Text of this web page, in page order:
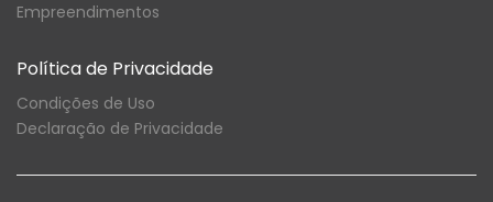
Empreendimentos
Política de Privacidade
Condições de Uso
Declaração de Privacidade